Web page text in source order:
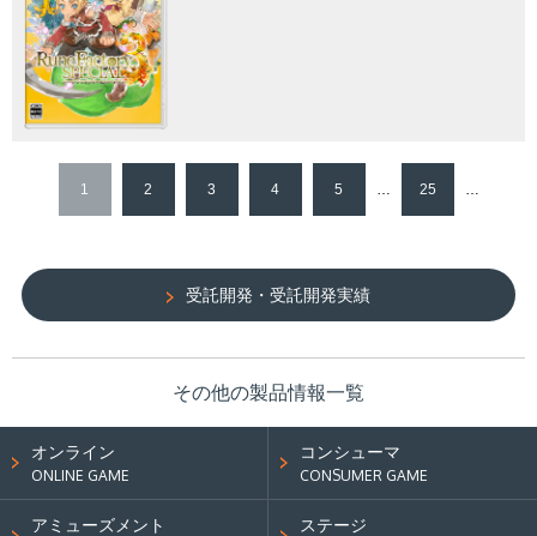
1 2 3 4 5 … 25 …
受託開発・受託開発実績
その他の製品情報一覧
オンライン
ONLINE GAME
コンシューマ
CONSUMER GAME
アミューズメント ステージ